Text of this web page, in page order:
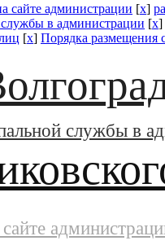
сайте администрации [x]
в администрации [x]
[x] Порядка размещения
службы в